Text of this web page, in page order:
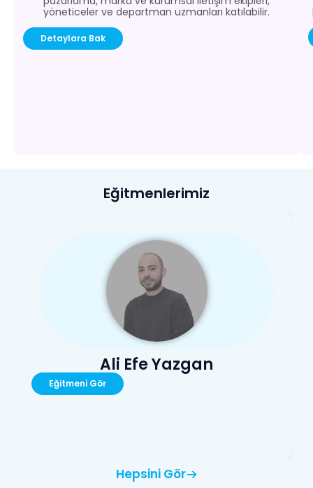
yöneticeler ve departman uzmanları katılabilir.
Detaylara Bak
Eğitmenlerimiz
Ali Efe Yazgan
Eğitmeni Gör
Hepsini Gör